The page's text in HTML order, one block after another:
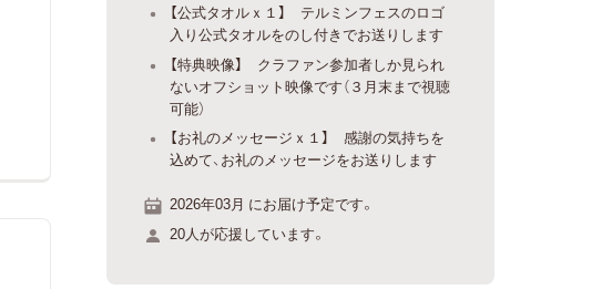
【公式タオルｘ１】 テルミンフェスのロゴ
入り公式タオルをのし付きでお送りします
【特典映像】 クラファン参加者しか見られ
ないオフショット映像です（３月末まで視聴
可能）
【お礼のメッセージｘ１】 感謝の気持ちを
込めて、お礼のメッセージをお送りします
2026年03月 にお届け予定です。
20人が応援しています。